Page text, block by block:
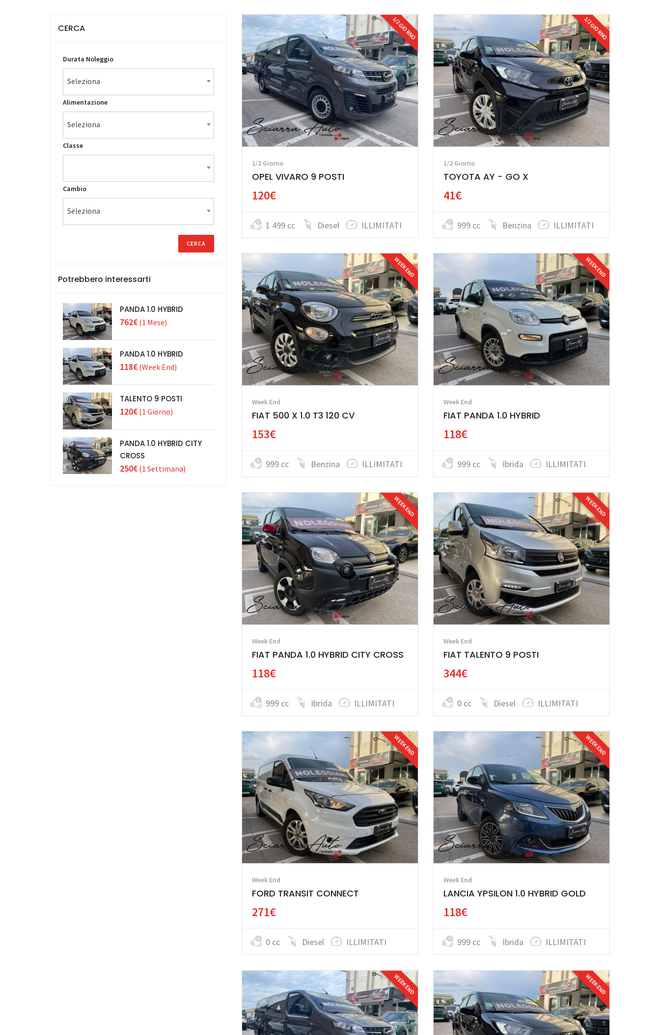
1/2 GIORNO
1/2 Giorno
OPEL VIVARO 9 POSTI
120€
1 499 cc Diesel ILLIMITATI
1/2 GIORNO
1/2 Giorno
TOYOTA AY - GO X
41€
999 cc Benzina ILLIMITATI
WEEK END
Week End
FIAT 500 X 1.0 T3 120 CV
153€
999 cc Benzina ILLIMITATI
WEEK END
Week End
FIAT PANDA 1.0 HYBRID
118€
999 cc Ibrida ILLIMITATI
WEEK END
Week End
FIAT PANDA 1.0 HYBRID CITY CROSS
118€
999 cc Ibrida ILLIMITATI
WEEK END
Week End
FIAT TALENTO 9 POSTI
344€
0 cc Diesel ILLIMITATI
WEEK END
Week End
FORD TRANSIT CONNECT
271€
0 cc Diesel ILLIMITATI
WEEK END
Week End
LANCIA YPSILON 1.0 HYBRID GOLD
118€
999 cc Ibrida ILLIMITATI
WEEK END WEEK END
CERCA
Durata Noleggio
Seleziona
Alimentazione
Seleziona
Classe
Cambio
Seleziona
Potrebbero interessarti
PANDA 1.0 HYBRID
762€ (1 Mese)
PANDA 1.0 HYBRID
118€ (Week End)
TALENTO 9 POSTI
120€ (1 Giorno)
PANDA 1.0 HYBRID CITY
CROSS
250€ (1 Settimana)